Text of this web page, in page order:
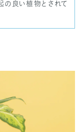
の良い植物とされて